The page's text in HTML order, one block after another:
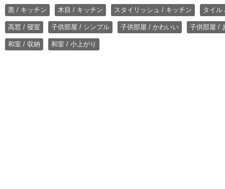
黒 / キッチン 木目 / キッチン スタイリッシュ / キッチン タイル
高窓 / 寝室 子供部屋 / シンプル 子供部屋 / かわいい 子供部屋 /
和室 / 収納 和室 / 小上がり